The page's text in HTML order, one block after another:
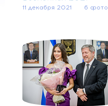
11 декабря 2021 6 фото.